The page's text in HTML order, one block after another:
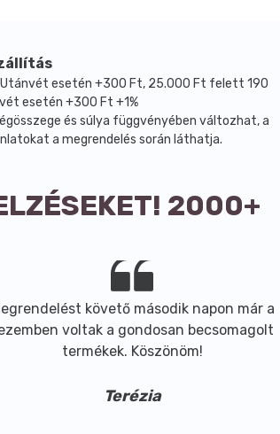
esetén +300 Ft, 25.000 Ft felett 190
esetén +300 Ft +1%
és súlya függvényében változhat, a
a megrendelés során láthatja.
2000+
követő második napon már a
voltak a gondosan becsomagolt
termékek. Köszönöm!
Terézia